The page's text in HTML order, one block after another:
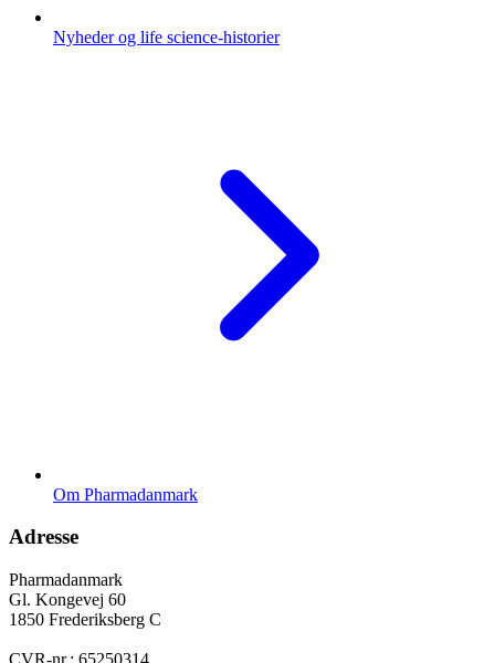
Nyheder og life science-historier
Om Pharmadanmark
Adresse
Pharmadanmark
Gl. Kongevej 60
1850 Frederiksberg C
CVR-nr.: 65250314